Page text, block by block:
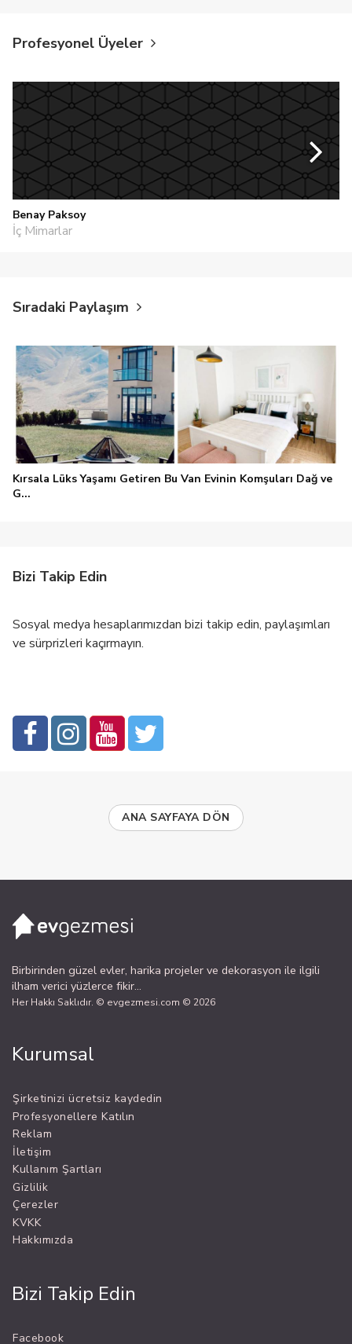
Profesyonel Üyeler
Benay Paksoy
İç Mimarlar
Sıradaki Paylaşım
Kırsala Lüks Yaşamı Getiren Bu Van Evinin Komşuları Dağ ve
G...
Bizi Takip Edin
Sosyal medya hesaplarımızdan bizi takip edin, paylaşımları
ve sürprizleri kaçırmayın.
ANA SAYFAYA DÖN
Birbirinden güzel evler, harika projeler ve dekorasyon ile ilgili
ilham verici yüzlerce fikir...
Her Hakkı Saklıdır. © evgezmesi.com © 2026
Kurumsal
Şirketinizi ücretsiz kaydedin
Profesyonellere Katılın
Reklam
İletişim
Kullanım Şartları
Gizlilik
Çerezler
KVKK
Hakkımızda
Bizi Takip Edin
Facebook